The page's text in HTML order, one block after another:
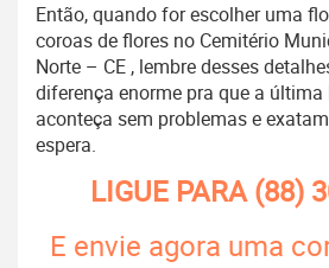
Então, quando for escolher uma
coroas de flores no Cemitério
Norte – CE , lembre desses
diferença enorme pra que a
aconteça sem problemas e
espera.
LIGUE PARA(88)
E envie agora uma